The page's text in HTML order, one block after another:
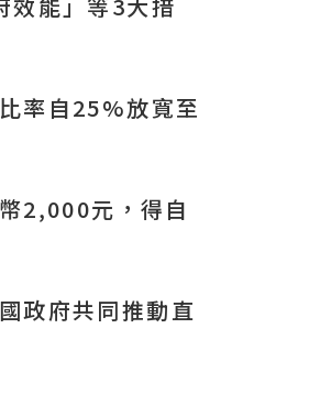
率自25%放寬至
2,000元，得自
政府共同推動直